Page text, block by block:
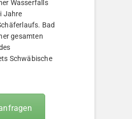
Wasserfalls
Jahre
Bad
gesamten
Schwäbische